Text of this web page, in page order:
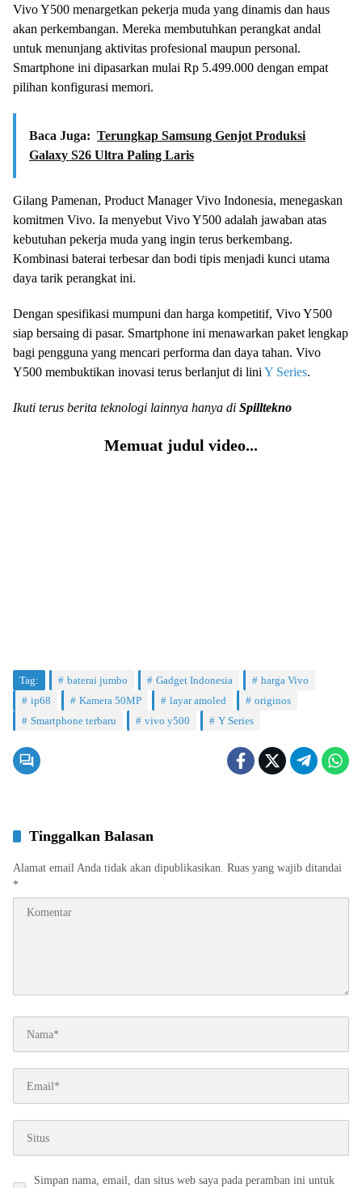
Vivo Y500 menargetkan pekerja muda yang dinamis dan haus
akan perkembangan. Mereka membutuhkan perangkat andal
untuk menunjang aktivitas profesional maupun personal.
Smartphone ini dipasarkan mulai Rp 5.499.000 dengan empat
pilihan konfigurasi memori.
Baca Juga: Terungkap Samsung Genjot Produksi
Galaxy S26 Ultra Paling Laris
Gilang Pamenan, Product Manager Vivo Indonesia, menegaskan
komitmen Vivo. Ia menyebut Vivo Y500 adalah jawaban atas
kebutuhan pekerja muda yang ingin terus berkembang.
Kombinasi baterai terbesar dan bodi tipis menjadi kunci utama
daya tarik perangkat ini.
Dengan spesifikasi mumpuni dan harga kompetitif, Vivo Y500
siap bersaing di pasar. Smartphone ini menawarkan paket lengkap
bagi pengguna yang mencari performa dan daya tahan. Vivo
Y500 membuktikan inovasi terus berlanjut di lini Y Series.
Ikuti terus berita teknologi lainnya hanya di Spilltekno
Memuat judul video...
Tag: baterai jumbo Gadget Indonesia
harga Vivo
ip68
Kamera 50MP layar amoled
originos
Smartphone terbaru
vivo y500 Y Series
Tinggalkan Balasan
Alamat email Anda tidak akan dipublikasikan. Ruas yang wajib ditandai
*
Simpan nama, email, dan situs web saya pada peramban ini untuk